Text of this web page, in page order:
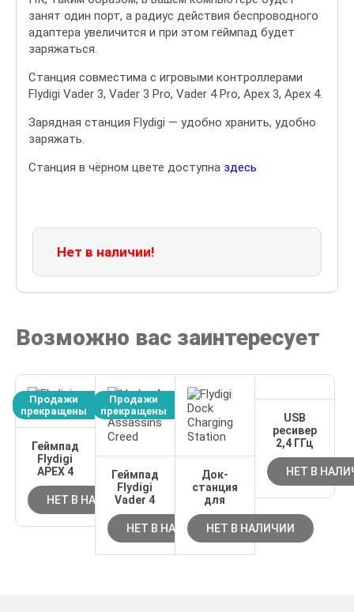
занят один порт, а радиус действия беспроводного
адаптера увеличится и при этом геймпад будет
заряжаться.
Станция совместима с игровыми контроллерами
Flydigi Vader 3, Vader 3 Pro, Vader 4 Pro, Apex 3, Apex 4.
Зарядная станция Flydigi — удобно хранить, удобно
заряжать.
Станция в чёрном цвете доступна здесь
Нет в наличии!
Возможно вас заинтересует
Продажи
прекращены
Геймпад
Flydigi
APEX 4
НЕТ В НАЛИЧИИ
Продажи
прекращены
Геймпад
Flydigi
Vader 4
Pro
Assassins
НЕТ В НАЛИЧИИ
Док-
станция
для
геймпадов
Flydigi
Apex/Vader
НЕТ В НАЛИЧИИ
USB
ресивер
2,4 ГГц
НЕТ В